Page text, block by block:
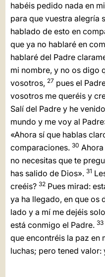
habéis pedido nada en
para que vuestra alegría
hablado de esto en
que ya no hablaré en
hablaré del Padre
mi nombre, y no os digo
vosotros, 27 pues el
vosotros me queréis y
Salí del Padre y he
mundo y me voy al
«Ahora sí que hablas
comparaciones. 30
no necesitas que te
has salido de Dios». 31
creéis? 32Pues mirad:
ya ha llegado, en que os
lado y a mí me dejéis
está conmigo el Padre. 33
que encontréis la paz en
luchas; pero tened